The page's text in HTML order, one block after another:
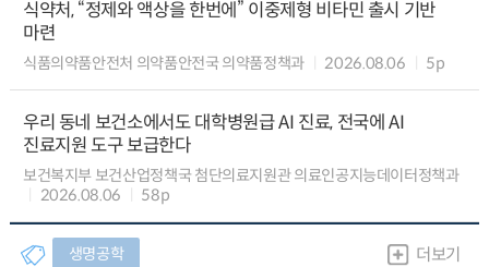
식약처, “정제와 액상을 한번에” 이중제형 비타민 출시 기반
마련
식품의약품안전처 의약품안전국 의약품정책과 2026.08.06 5p
우리 동네 보건소에서도 대학병원급 AI 진료, 전국에 AI
진료지원 도구 보급한다
보건복지부 보건산업정책국 첨단의료지원관 의료인공지능데이터정책과
2026.08.06
58p
생명공학 더보기